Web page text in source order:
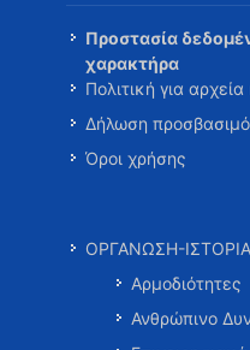
Προστασία
χαρακτήρα
Πολιτική για
Δήλωση
Όροι χρήσης
ΟΡΓΑΝΩΣΗ-ΙΣΤΟΡΙΑ
Αρμοδιότητες
Ανθρώπινο